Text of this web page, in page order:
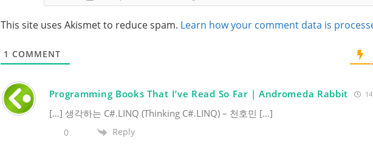
This site uses Akismet to reduce spam. Learn how your comment data is
1 COMMENT
Programming Books That I’ve Read So Far | Andromeda Rabbit
[…] 생각하는 C#.LINQ (Thinking C#.LINQ) – 천호민 […]
0 Reply